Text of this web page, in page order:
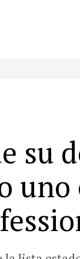
su
uno